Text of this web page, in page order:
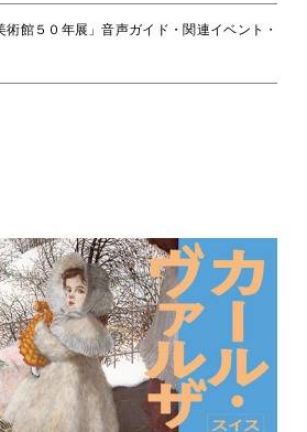
術館５０年展」音声ガイド・関連イベント・